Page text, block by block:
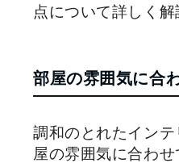
点について詳しく解
部屋の雰囲気に合
調和のとれたイン
屋の雰囲気に合わ